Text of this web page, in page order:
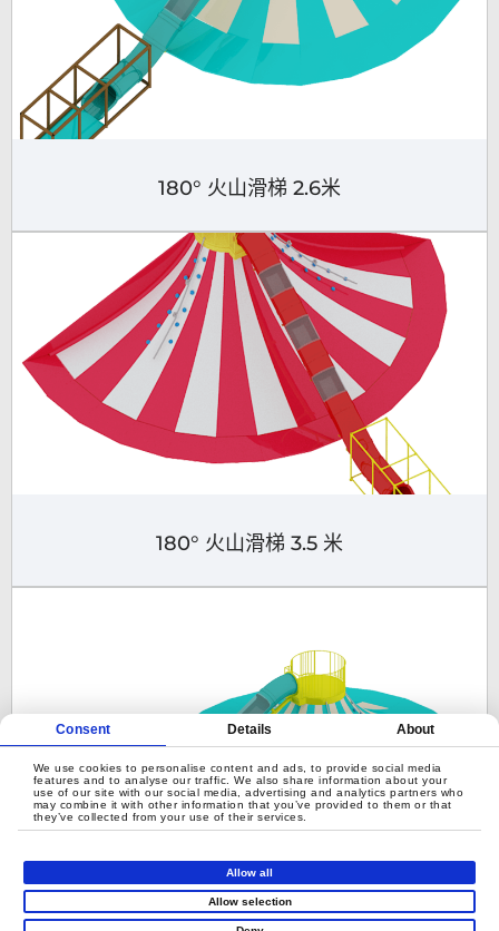
Consent Details About
We use cookies to personalise content and ads, to provide social media
features and to analyse our traffic. We also share information about your
use of our site with our social media, advertising and analytics partners who
may combine it with other information that you’ve provided to them or that
they’ve collected from your use of their services.
Allow all
Allow selection
180° 火山滑梯 2.6米
180° 火山滑梯 3.5 米
360° 火山滑梯 2.6米